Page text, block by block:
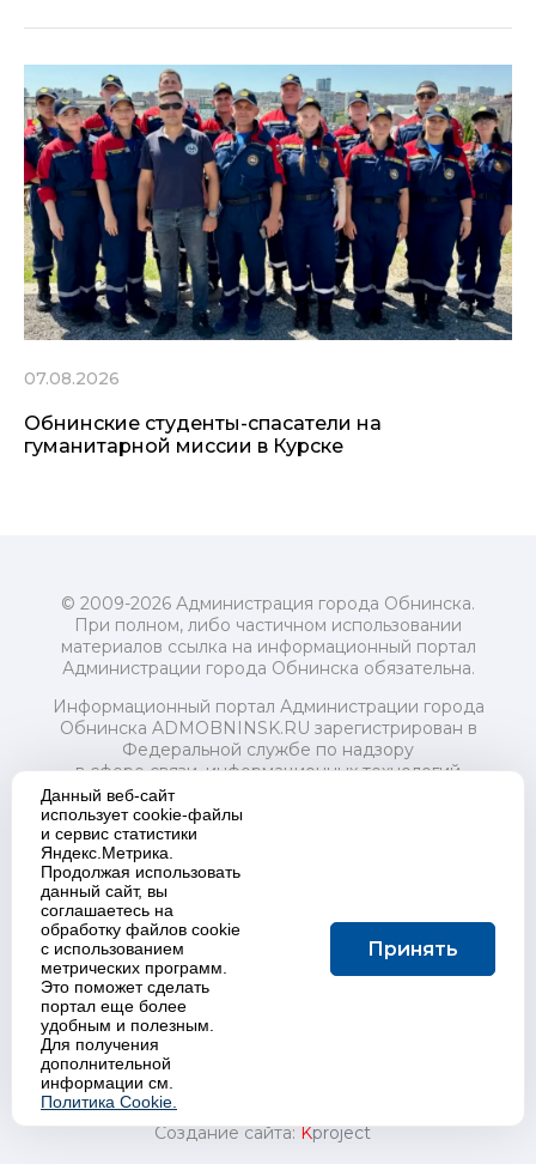
07.08.2026
Обнинские студенты-спасатели на
гуманитарной миссии в Курске
© 2009-2026 Администрация города Обнинска.
При полном, либо частичном использовании
материалов ссылка на информационный портал
Администрации города Обнинска обязательна.
Информационный портал Администрации города
Обнинска ADMOBNINSK.RU зарегистрирован в
Федеральной службе по надзору
в сфере связи, информационных технологий
и массовых коммуникаций (Роскомнадзор) 24 июля
2018 года.
Свидетельство о регистрации Эл № ФС77-73321
Учредитель: Администрация (исполнительно-
распорядительный орган) городского округа "Город
Обнинск". Главный редактор: Байкова Е.А.
Адрес электронной почты Редакции:
redactor@admobninsk.ru
Телефон Редакции: +7 (484) 395-85-85
Настоящий ресурс содержит материалы 18+
Политика в отношении обработки персональных
Создание сайта:Kproject
Данный веб-сайт
использует cookie-файлы
и сервис статистики
Яндекс.Метрика.
Продолжая использовать
данный сайт, вы
соглашаетесь на
обработку файлов cookie
с использованием
метрических программ.
Это поможет сделать
портал еще более
удобным и полезным.
Для получения
дополнительной
информации см.
Политика Cookie.
Принять